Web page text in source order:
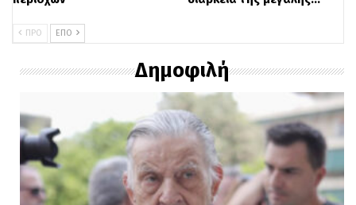
ΠΡΟ ΕΠΌ
Δημοφιλή